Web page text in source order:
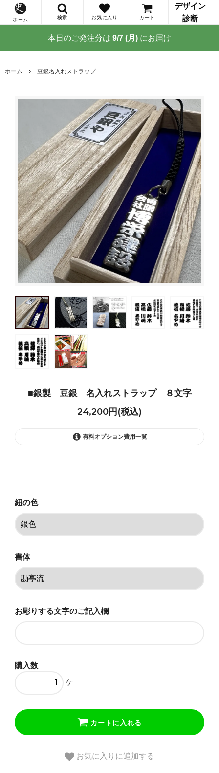
ホーム 検索 お気に入り カート
デザイン
診断
本日のご発注分は 9/7 (月) にお届け
ホーム 豆銀名入れストラップ
■銀製 豆銀 名入れストラップ ８文字
24,200円(税込)
有料オプション費用一覧
真紅
紐の色
書体
お彫りする文字のご記入欄
購入数
ケ
カートに入れる
お気に入りに追加する